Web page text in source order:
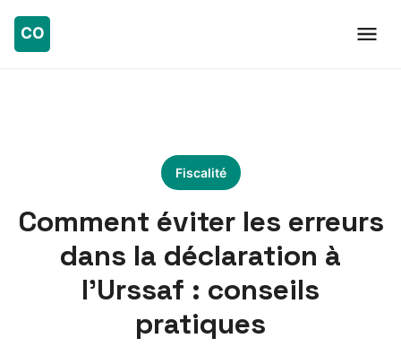
Fiscalité
Comment éviter les erreurs
dans la déclaration à
l’Urssaf : conseils
pratiques